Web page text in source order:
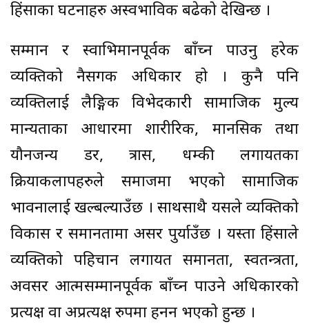
हिंसाका घटनाहरु अस्वभाविक बढेको देखिन्छ ।
सम्मान र स्वाभिमानपूर्वक बाँच्न पाउनु हरेक
व्यक्तिको नैसर्गिक अधिकार हो । कुनै पनि
व्यक्तिलाई लैङ्गिक विभेदकारी सामाजिक मुल्य
मान्यताका आधारमा शारीरिक, मानसिक तथा
यौनजन्य डर, त्रास, धम्की लगायतका
क्रियाकलापहरुले समाजमा भएको सामाजिक
भावनालाई खल्बल्याउँछ । साथसाथै यसले व्यक्तिको
विकास र समानतामा असर पुर्याउँछ । यस्ता हिंसाले
व्यक्तिको पहिचान लगायत समानता, स्वतन्त्रता,
अवसर आत्मसम्मानपूर्वक बाँच्न पाउने अधिकारको
प्रत्यक्ष वा अप्रत्यक्ष रुपमा हनन भएको हुन्छ ।